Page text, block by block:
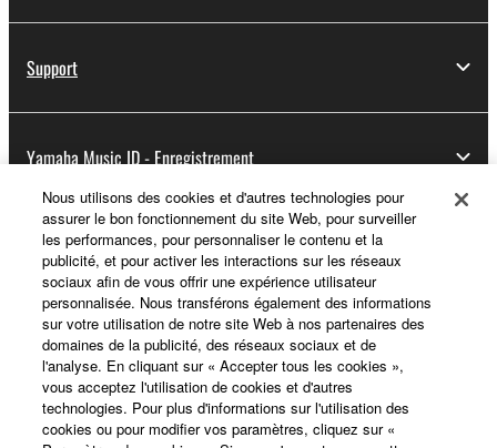
Support
Yamaha Music ID - Enregistrement
A propos de Yamaha
France - French
Professionnel
Nous utilisons des cookies et d'autres technologies pour
assurer le bon fonctionnement du site Web, pour surveiller
les performances, pour personnaliser le contenu et la
publicité, et pour activer les interactions sur les réseaux
sociaux afin de vous offrir une expérience utilisateur
personnalisée. Nous transférons également des informations
sur votre utilisation de notre site Web à nos partenaires des
domaines de la publicité, des réseaux sociaux et de
l'analyse. En cliquant sur « Accepter tous les cookies »,
vous acceptez l'utilisation de cookies et d'autres
technologies. Pour plus d'informations sur l'utilisation des
cookies ou pour modifier vos paramètres, cliquez sur «